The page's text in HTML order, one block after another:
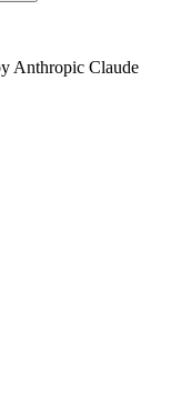
Anthropic Claude